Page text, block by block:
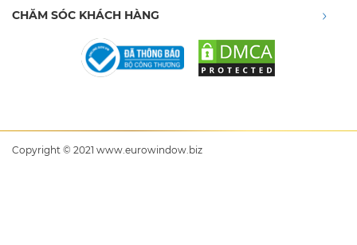
CHĂM SÓC KHÁCH HÀNG
Copyright © 2021 www.eurowindow.biz